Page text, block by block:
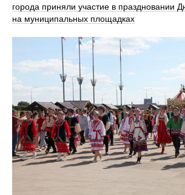
города приняли участие в праздновании
на муниципальных площадках